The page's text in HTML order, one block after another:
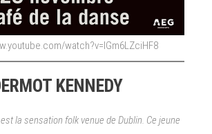
watch?v=lGm6LZciHF8
KENNEDY
la sensation folk venue de Dublin. Ce jeune